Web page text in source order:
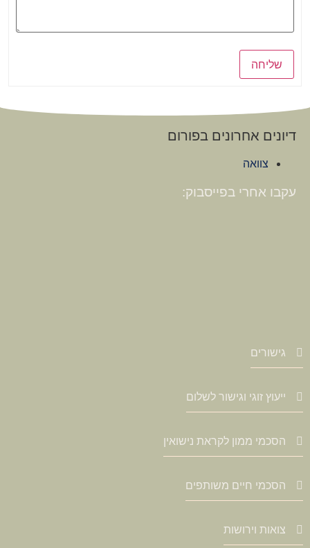
שליחה
דיונים אחרונים בפורום
צוואה
עקבו אחרי בפייסבוק:
גישורים
ייעוץ זוגי וגישור לשלום
הסכמי ממון לקראת נישואין
הסכמי חיים משותפים
צואות וירושות